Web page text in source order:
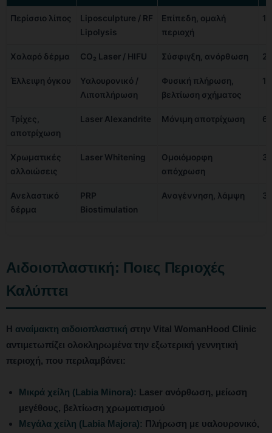
Περίσσιο λίπος
Liposculpture / RF
Lipolysis
Επίπεδη, ομαλή
περιοχή
Χαλαρό δέρμα CO₂ Laser / HIFU Σύσφιγξη, ανόρθωση
Έλλειψη όγκου
Υαλουρονικό /
Λιποπλήρωση
Φυσική πλήρωση,
βελτίωση σχήματος
1
Τρίχες,
αποτρίχωση
Laser Alexandrite Μόνιμη αποτρίχωση
Χρωματικές
αλλοιώσεις
Laser Whitening
Ομοιόμορφη
απόχρωση
Ανελαστικό
δέρμα
PRP
Biostimulation
Αναγέννηση, λάμψη
Αιδοιοπλαστική: Ποιες Περιοχές
Καλύπτει
Η αναίμακτη αιδοιοπλαστική στην Vital WomanHood Clinic
αντιμετωπίζει ολοκληρωμένα την εξωτερική γεννητική
περιοχή, που περιλαμβάνει:
Μικρά χείλη (Labia Minora): Laser ανόρθωση, μείωση
μεγέθους, βελτίωση χρωματισμού
Μεγάλα χείλη (Labia Majora): Πλήρωση με υαλουρονικό,